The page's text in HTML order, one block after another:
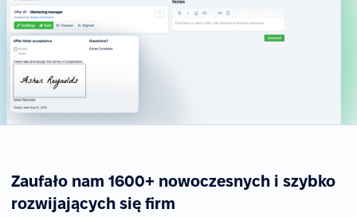
Zaufało nam 1600+ nowoczesnych i szybko
rozwijających się firm